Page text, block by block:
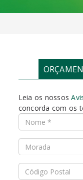
Leia os nossos
concorda com os